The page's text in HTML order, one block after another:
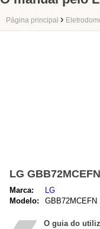
Página principal ›
LG GBB72MCEFN
Marca:
LG
Modelo:
GBB72MCEFN
O guia do